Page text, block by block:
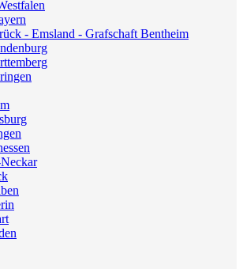
- Emsland - Grafschaft Bentheim